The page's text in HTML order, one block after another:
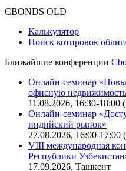
Оферта для
IT-аккредитация
Поиск котировок
Ближайшие конференции
Онлайн-семинар
офисную
11.08.2026, 16:30-18:00
Онлайн-семинар
индийский рынок»